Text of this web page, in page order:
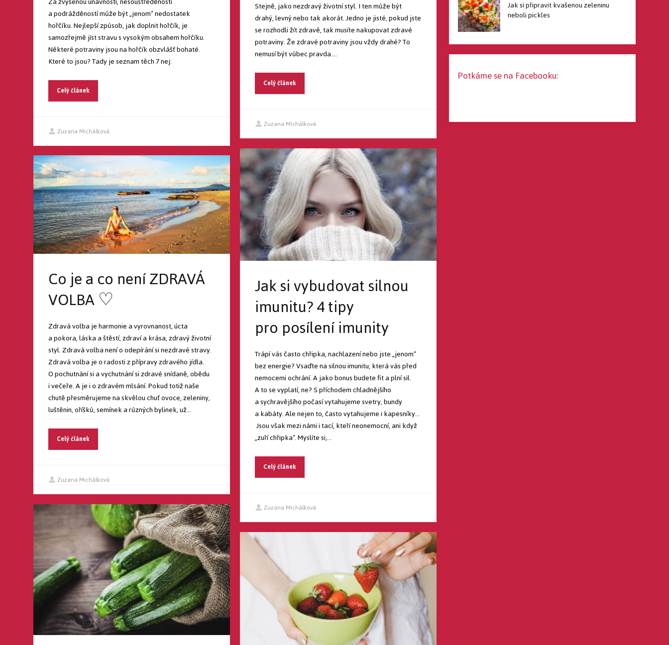
a podrážděností může být „jenom“ nedostatek
hořčíku. Nejlepší způsob, jak doplnit hořčík, je
samozřejmě jíst stravu s vysokým obsahem hořčíku.
Některé potraviny jsou na hořčík obzvlášť bohaté.
Které to jsou? Tady je seznam těch 7 nej:
Celý článek
Zuzana Michálková
Stejně, jako nezdravý životní styl. I ten může být
drahý, levný nebo tak akorát. Jedno je jisté, pokud jste
se rozhodli žít zdravě, tak musíte nakupovat zdravé
potraviny. Že zdravé potraviny jsou vždy drahé? To
nemusí být vůbec pravda....
Celý článek
Zuzana Michálková
Jak si vybudovat silnou
imunitu? 4 tipy
pro posílení imunity
Trápí vás často chřipka, nachlazení nebo jste „jenom“
bez energie? Vsaďte na silnou imunitu, která vás před
nemocemi ochrání. A jako bonus budete fit a plní sil.
A to se vyplatí, ne? S příchodem chladnějšího
a sychravějšího počasí vytahujeme svetry, bundy
a kabáty. Ale nejen to, často vytahujeme i kapesníky…
Jsou však mezi námi i tací, kteří neonemocní, ani když
„zuří chřipka“. Myslíte si,...
Celý článek
Zuzana Michálková
Co je a co není ZDRAVÁ
VOLBA ♡
Zdravá volba je harmonie a vyrovnanost, úcta
a pokora, láska a štěstí, zdraví a krása, zdravý životní
styl. Zdravá volba není o odepírání si nezdravé stravy.
Zdravá volba je o radosti z přípravy zdravého jídla.
O pochutnání si a vychutnání si zdravé snídaně, obědu
i večeře. A je i o zdravém mlsání. Pokud totiž naše
chutě přesměrujeme na skvělou chuť ovoce, zeleniny,
luštěnin, oříšků, semínek a různých bylinek, už...
Celý článek
Zuzana Michálková
Jak si připravit kvašenou zeleninu
neboli pickles
Potkáme se na Facebooku: